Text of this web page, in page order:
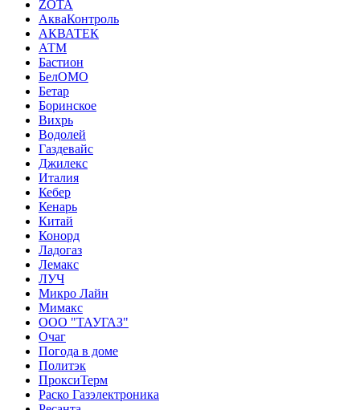
ZOTA
АкваКонтроль
АКВАТЕК
АТМ
Бастион
БелОМО
Бетар
Боринское
Вихрь
Водолей
Газдевайс
Джилекс
Италия
Кебер
Кенарь
Китай
Конорд
Ладогаз
Лемакс
ЛУЧ
Микро Лайн
Мимакс
ООО "ТАУГАЗ"
Очаг
Погода в доме
Политэк
ПроксиТерм
Раско Газэлектроника